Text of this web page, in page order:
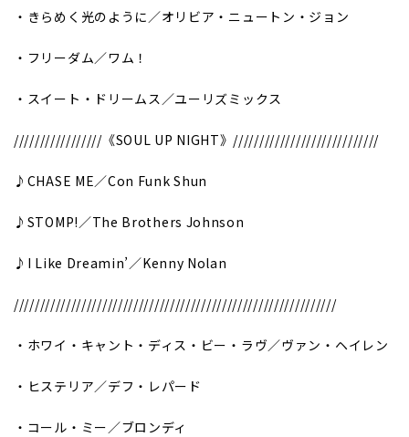
・きらめく光のように／オリビア・ニュートン・ジョン
・フリーダム／ワム！
・スイート・ドリームス／ユーリズミックス
/////////////////《SOUL UP NIGHT》////////////////////////////
♪CHASE ME／Con Funk Shun
♪STOMP!／The Brothers Johnson
♪I Like Dreamin’／Kenny Nolan
//////////////////////////////////////////////////////////////
・ホワイ・キャント・ディス・ビー・ラヴ／ヴァン・ヘイレン
・ヒステリア／デフ・レパード
・コール・ミー／ブロンディ